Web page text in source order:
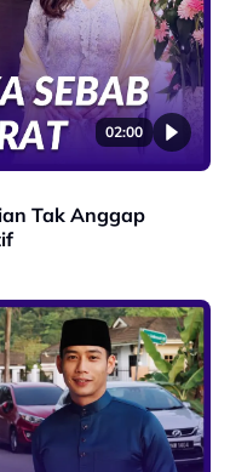
02:00
Tak Anggap